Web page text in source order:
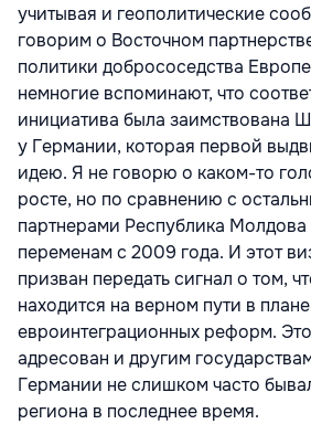
учитывая и геополитические
говорим о Восточном
политики добрососедства
немногие вспоминают, что
инициатива была заимствована
у Германии, которая первой
идею. Я не говорю о каком-то
росте, но по сравнению с
партнерами Республика Молдова
переменам с 2009 года. И этот
призван передать сигнал о том,
находится на верном пути в
евроинтеграционных реформ.
адресован и другим
Германии не слишком часто
региона в последнее время.